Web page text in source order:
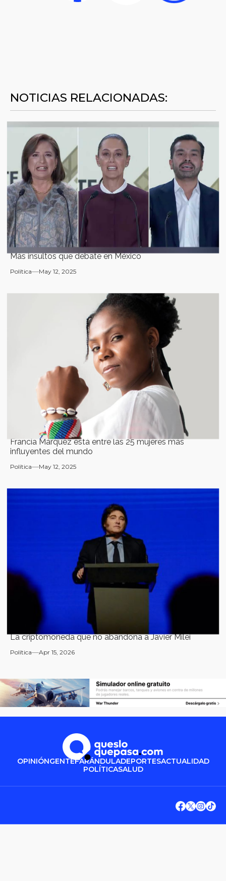
NOTICIAS RELACIONADAS:
Más insultos que debate en México
Política May 12, 2025
Francia Márquez está entre las 25 mujeres más
influyentes del mundo
Política May 12, 2025
La criptomoneda que no abandona a Javier Milei
Política Apr 15, 2026
OPINIÓNGENTEFARÁNDULADEPORTESACTUALIDAD
POLÍTICASALUD